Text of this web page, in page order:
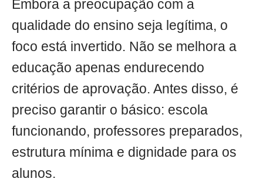
Embora a preocupação com a
qualidade do ensino seja legítima, o
foco está invertido. Não se melhora a
educação apenas endurecendo
critérios de aprovação. Antes disso, é
preciso garantir o básico: escola
funcionando, professores preparados,
estrutura mínima e dignidade para os
alunos.